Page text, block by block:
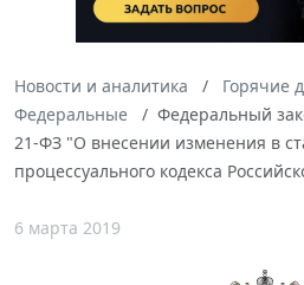
Новости и аналитика
Горячие
Федеральные
Федеральный
21-ФЗ "О внесении изменения в
процессуального кодекса
6 марта 2019